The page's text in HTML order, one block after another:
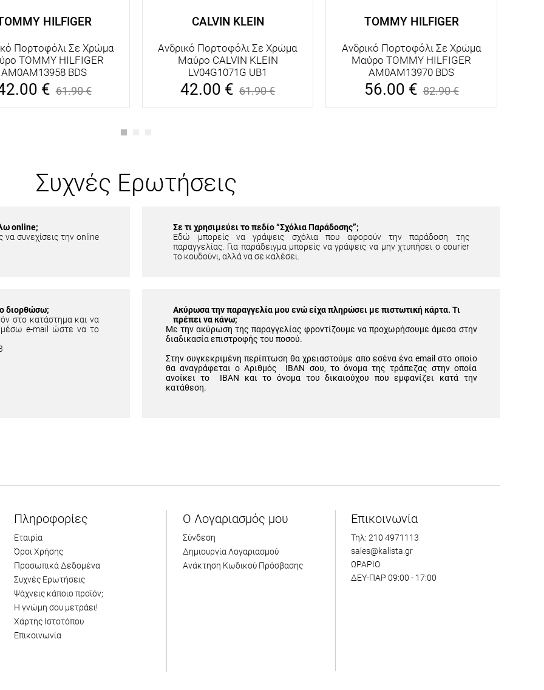
HILFIGER
Πορτοφόλι Σε Χρώμα
TOMMY HILFIGER
AM0AM13958 BDS
€ 61.90€
CALVIN KLEIN
Ανδρικό Πορτοφόλι Σε Χρώμα
Μαύρο CALVIN KLEIN
LV04G1071G UB1
42.00 € 61.90€
TOMMY HILFIGER
Ανδρικό Πορτοφόλι Σε Χρώμα
Μαύρο TOMMY HILFIGER
AM0AM13970 BDS
56.00 € 82.90€
Συχνές Ερωτήσεις
online;
συνεχίσεις την online
Σε τι χρησιμεύει το πεδίο “Σχόλια Παράδοσης”;
Εδώ μπορείς να γράψεις σχόλια που αφορούν την παράδοση της
παραγγελίας. Για παράδειγμα μπορείς να γράψεις να μην χτυπήσει ο courier
το κουδούνι, αλλά να σε καλέσει.
διορθώσω;
στο κατάστημα και να
μέσω e-mail ώστε να το
Ακύρωσα την παραγγελία μου ενώ είχα πληρώσει με πιστωτική κάρτα. Τι
πρέπει να κάνω;
Με την ακύρωση της παραγγελίας φροντίζουμε να προχωρήσουμε άμεσα στην
διαδικασία επιστροφής του ποσού.
Στην συγκεκριμένη περίπτωση θα χρειαστούμε απο εσένα ένα email στο οποίο
θα αναγράφεται ο Αριθμός IBAN σου, το όνομα της τράπεζας στην οποία
ανοίκει το IBAN και το όνομα του δικαιούχου που εμφανίζει κατά την
κατάθεση.
Πληροφορίες
Εταιρία
Όροι Χρήσης
Προσωπικά Δεδομένα
Συχνές Ερωτήσεις
Ψάχνεις κάποιο προϊόν;
Η γνώμη σου μετράει!
Χάρτης Ιστοτόπου
Επικοινωνία
Ο Λογαριασμός μου
Σύνδεση
Δημιουργία Λογαριασμού
Ανάκτηση Κωδικού Πρόσβασης
Επικοινωνία
Τηλ: 210 4971113
sales@kalista.gr
ΩΡΑΡΙΟ
ΔΕΥ-ΠΑΡ 09:00 - 17:00